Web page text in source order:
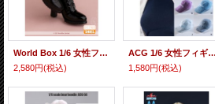
World Box 1/6 女性フィギュア用 スタッズバイクブーツ ブラック GS011-B *予約
2,580円(税込)
ACG 1/6 女性フィギュア用 ベースボールキャップ 10種 ACG26-M03-02 *予約
1,580円(税込)